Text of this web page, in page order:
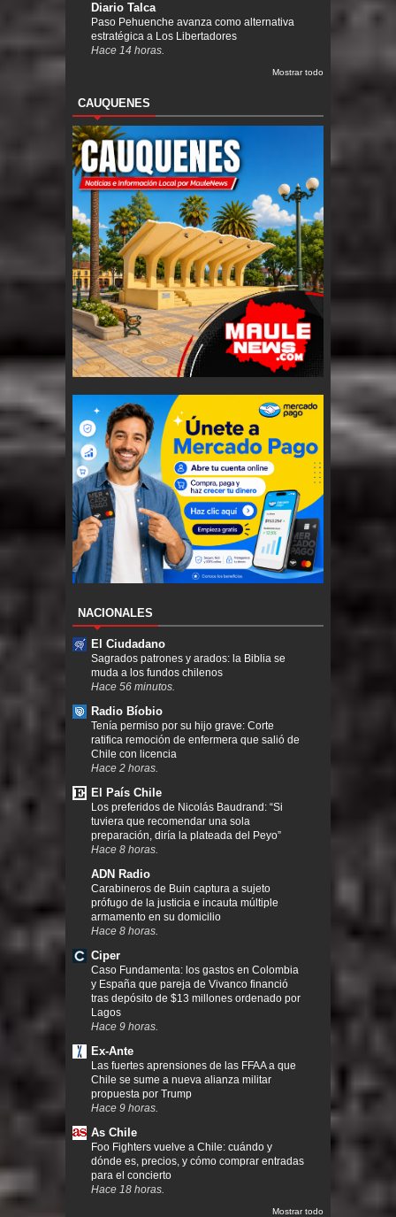
Diario Talca
Paso Pehuenche avanza como alternativa
estratégica a Los Libertadores
Hace 14 horas.
Mostrar todo
CAUQUENES
NACIONALES
El Ciudadano
Sagrados patrones y arados: la Biblia se
muda a los fundos chilenos
Hace 56 minutos.
Radio Bíobio
Tenía permiso por su hijo grave: Corte
ratifica remoción de enfermera que salió de
Chile con licencia
Hace 2 horas.
El País Chile
Los preferidos de Nicolás Baudrand: “Si
tuviera que recomendar una sola
preparación, diría la plateada del Peyo”
Hace 8 horas.
ADN Radio
Carabineros de Buin captura a sujeto
prófugo de la justicia e incauta múltiple
armamento en su domicilio
Hace 8 horas.
Ciper
Caso Fundamenta: los gastos en Colombia
y España que pareja de Vivanco financió
tras depósito de $13 millones ordenado por
Lagos
Hace 9 horas.
Ex-Ante
Las fuertes aprensiones de las FFAA a que
Chile se sume a nueva alianza militar
propuesta por Trump
Hace 9 horas.
As Chile
Foo Fighters vuelve a Chile: cuándo y
dónde es, precios, y cómo comprar entradas
para el concierto
Hace 18 horas.
Mostrar todo